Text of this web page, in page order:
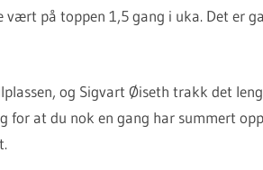
på toppen 1,5 gang i uka. Det er
og Sigvart Øiseth trakk det
for at du nok en gang har summert